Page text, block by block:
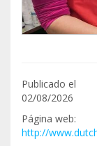
Publicado el
02/08/2026
Página web:
http://